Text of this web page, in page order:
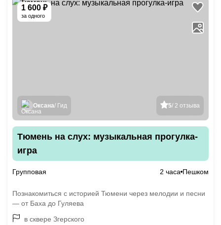
1 600 ₽
за одного
5/ 2 отзыва
Оксана/ Гид
Тюмень на слух: музыкальная прогулка-
игра
Групповая 2 часа Пешком
Познакомиться с историей Тюмени через мелодии и песни
— от Баха до Гуляева
в сквере Згерского